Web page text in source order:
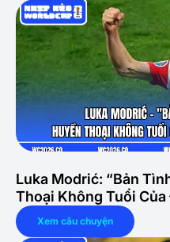
Luka Modrić: “Bản
Thoại Không Tuổi
Xem câu chuyện